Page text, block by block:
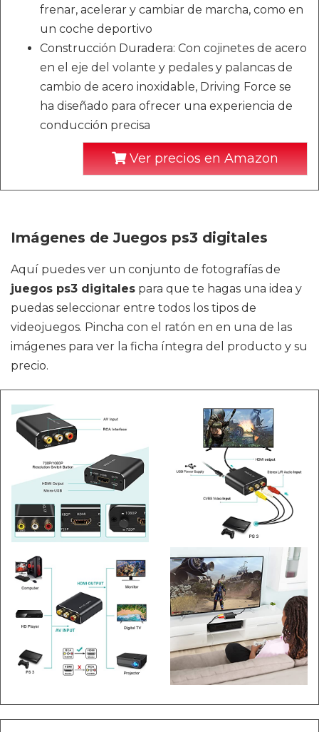
frenar, acelerar y cambiar de marcha, como en
un coche deportivo
Construcción Duradera: Con cojinetes de acero
en el eje del volante y pedales y palancas de
cambio de acero inoxidable, Driving Force se
ha diseñado para ofrecer una experiencia de
conducción precisa
Ver precios en Amazon
Imágenes de Juegos ps3 digitales
Aquí puedes ver un conjunto de fotografías de
juegos ps3 digitales para que te hagas una idea y
puedas seleccionar entre todos los tipos de
videojuegos. Pincha con el ratón en en una de las
imágenes para ver la ficha íntegra del producto y su
precio.